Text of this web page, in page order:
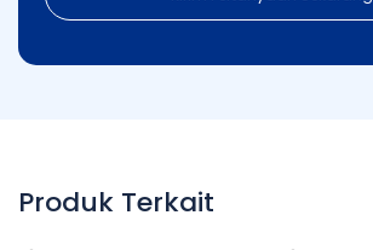
Produk Terkait